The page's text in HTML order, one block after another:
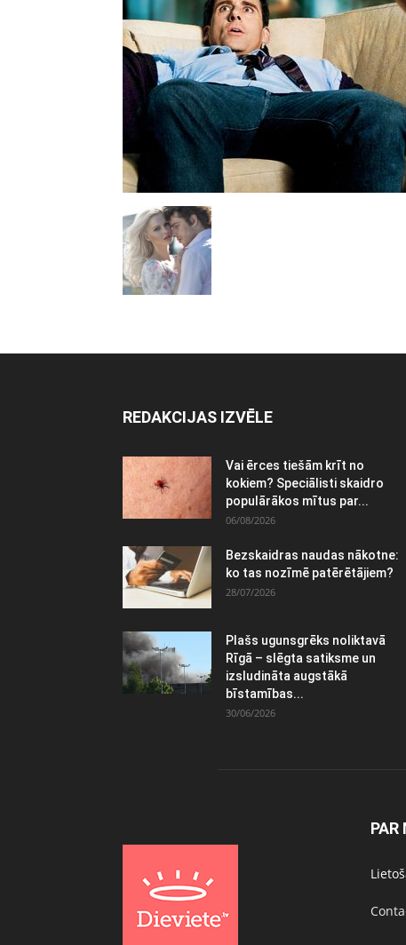
REDAKCIJAS IZVĒLE
Vai ērces tiešām krīt no
kokiem? Speciālisti skaidro
populārākos mītus par...
06/08/2026
Bezskaidras naudas nākotne:
ko tas nozīmē patērētājiem?
28/07/2026
Plašs ugunsgrēks noliktavā
Rīgā – slēgta satiksme un
izsludināta augstākā
bīstamības...
30/06/2026
PAR